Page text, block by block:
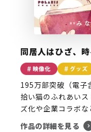
同居人はひざ、時
195万部突破（電
拾い猫のふれあい
ズ化や企業コラボな
作品の詳細を見る